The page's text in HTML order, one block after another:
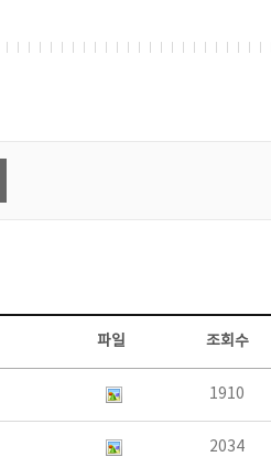
파일 조회수
1910
2034